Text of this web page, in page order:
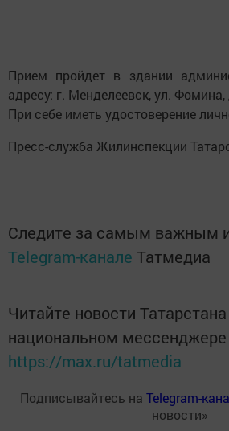
Прием пройдет в здании
адресу: г. Менделеевск, ул. Фомина,
При себе иметь удостоверение
Пресс-служба Жилинспекции
Следите за самым важным
Telegram-канале Татмедиа
Читайте новости
национальном
https://max.ru/tatmedia
Подписывайтесь на Telegram-
новости»